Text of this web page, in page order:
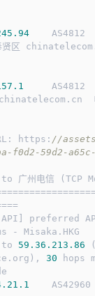
.94
    AS4812
贤区
.1
     AS4812
https: //
f0d2-59d2-
广州电信 (TCP
API] preferred
- Misaka.HKG
to 59.36 .213 .86
30 hops
.21 .1
    AS42960